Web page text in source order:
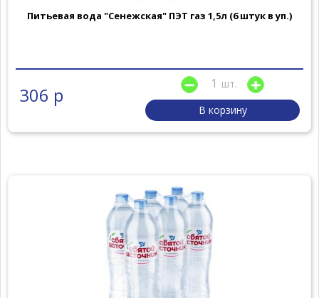
Питьевая вода "Сенежская" ПЭТ газ 1,5л (6 штук в уп.)
306 р
шт.
В корзину